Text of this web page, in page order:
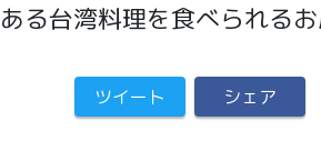
る台湾料理を食べられる
ツイート シェア